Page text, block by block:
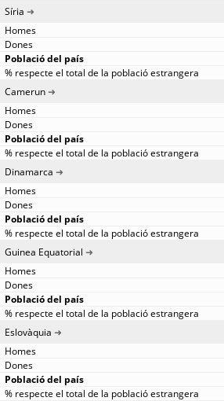
Síria
Camerun
Dinamarca
Guinea Equatorial
Eslovàquia